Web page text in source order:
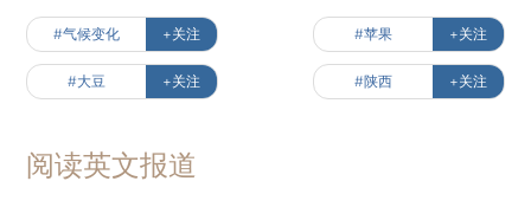
#气候变化 +关注 #苹果 +关注
#大豆 +关注 #陕西 +关注
阅读英文报道